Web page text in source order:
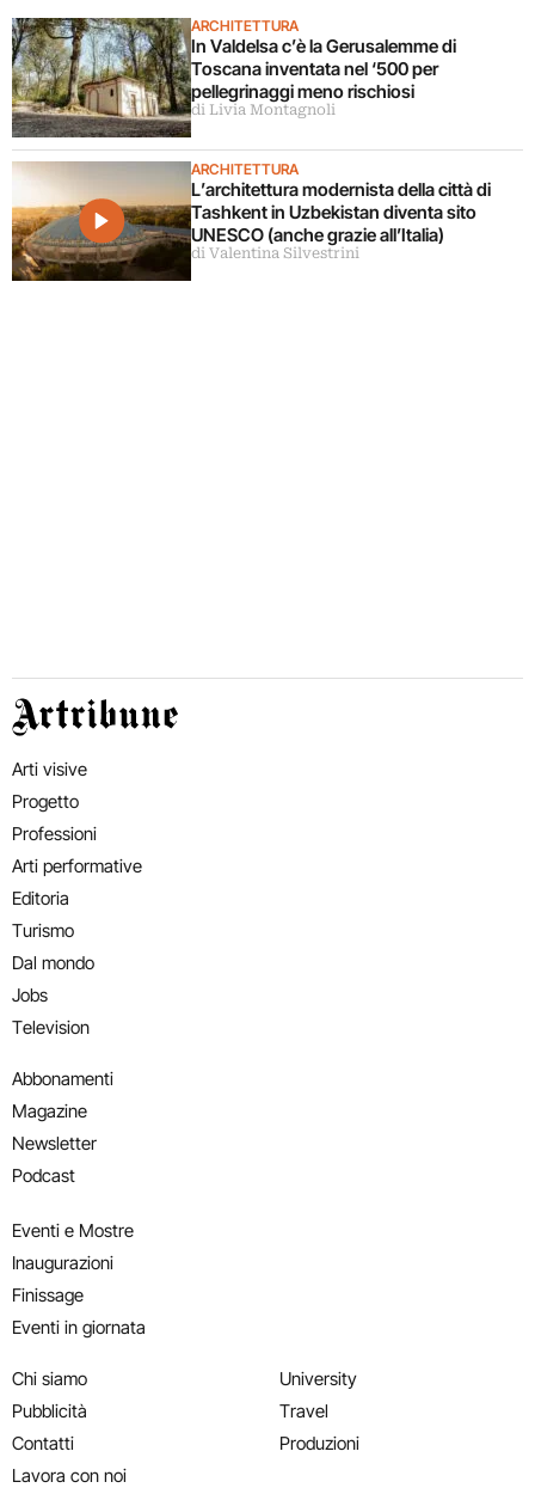
ARCHITETTURA
In Valdelsa c’è la Gerusalemme di
Toscana inventata nel ‘500 per
pellegrinaggi meno rischiosi
di Livia Montagnoli
ARCHITETTURA
L’architettura modernista della città di
Tashkent in Uzbekistan diventa sito
UNESCO (anche grazie all’Italia)
di Valentina Silvestrini
Artribune
Arti visive
Progetto
Professioni
Arti performative
Editoria
Turismo
Dal mondo
Jobs
Television
Abbonamenti
Magazine
Newsletter
Podcast
Eventi e Mostre
Inaugurazioni
Finissage
Eventi in giornata
Chi siamo
Pubblicità
Contatti
Lavora con noi
University
Travel
Produzioni